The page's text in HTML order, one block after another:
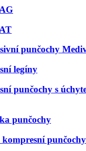
punčochy
legíny
punčochy s
punčochy